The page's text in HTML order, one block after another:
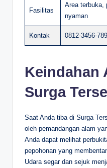
Fasilitas
Area terbuka,
nyaman
Kontak 0812-3456-
Keindahan
Surga
Saat Anda tiba di Surga
oleh pemandangan alam
Anda dapat melihat
pepohonan yang
Udara segar dan sejuk